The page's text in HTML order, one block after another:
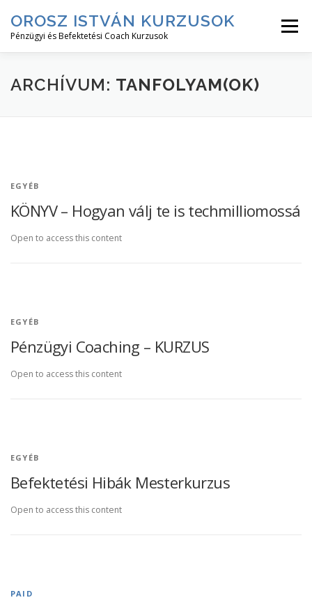
tartalomhoz
OROSZ ISTVÁN KURZUSOK
Pénzügyi és Befektetési Coach Kurzusok
Menü
RÓLAM↓ KURZUS LEÍRÁSOK↓ KURZUSOK
ARCHÍVUM: TANFOLYAM(OK)
EGYÉB
KÖNYV – Hogyan válj te is techmilliomossá
Open to access this content
EGYÉB
Pénzügyi Coaching – KURZUS
Open to access this content
EGYÉB
Befektetési Hibák Mesterkurzus
Open to access this content
PAID